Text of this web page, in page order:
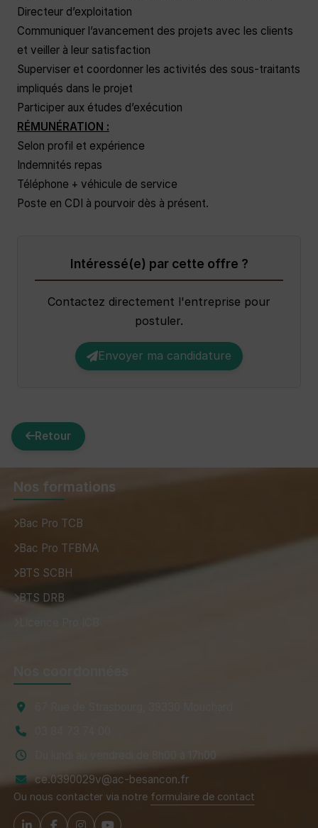
Directeur d’exploitation
Communiquer l’avancement des projets avec les clients
et veiller à leur satisfaction
Superviser et coordonner les activités des sous-traitants
impliqués dans le projet
Participer aux études d’exécution
RÉMUNÉRATION :
Selon profil et expérience
Indemnités repas
Téléphone + véhicule de service
Poste en CDI à pourvoir dès à présent.
Intéressé(e) par cette offre ?
Contactez directement l'entreprise pour
postuler.
Envoyer ma candidature
Retour
Nos formations
Bac Pro TCB
Bac Pro TFBMA
BTS SCBH
BTS DRB
Du lundi au vendredi de 8h00 à 17h00
ce.0390029v@ac-besancon.fr
Ou nous contacter via notre formulaire de contact